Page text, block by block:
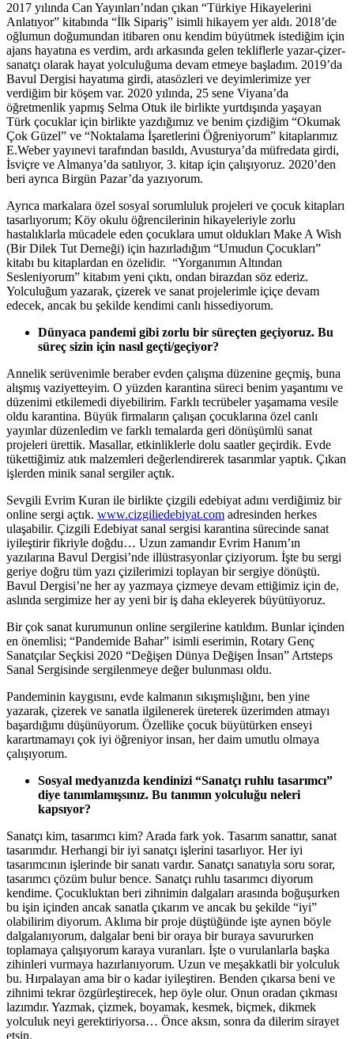
2017 yılında Can Yayınları’ndan çıkan “Türkiye Hikayelerini
Anlatıyor” kitabında “İlk Sipariş” isimli hikayem yer aldı. 2018’de
oğlumun doğumundan itibaren onu kendim büyütmek istediğim için
ajans hayatına es verdim, ardı arkasında gelen tekliflerle yazar-çizer-
sanatçı olarak hayat yolculuğuma devam etmeye başladım. 2019’da
Bavul Dergisi hayatıma girdi, atasözleri ve deyimlerimize yer
verdiğim bir köşem var. 2020 yılında, 25 sene Viyana’da
öğretmenlik yapmış Selma Otuk ile birlikte yurtdışında yaşayan
Türk çocuklar için birlikte yazdığımız ve benim çizdiğim “Okumak
Çok Güzel” ve “Noktalama İşaretlerini Öğreniyorum” kitaplarımız
E.Weber yayınevi tarafından basıldı, Avusturya’da müfredata girdi,
İsviçre ve Almanya’da satılıyor, 3. kitap için çalışıyoruz. 2020’den
beri ayrıca Birgün Pazar’da yazıyorum.
Ayrıca markalara özel sosyal sorumluluk projeleri ve çocuk kitapları
tasarlıyorum; Köy okulu öğrencilerinin hikayeleriyle zorlu
hastalıklarla mücadele eden çocuklara umut oldukları Make A Wish
(Bir Dilek Tut Derneği) için hazırladığım “Umudun Çocukları”
kitabı bu kitaplardan en özelidir. “Yorganımın Altından
Sesleniyorum” kitabım yeni çıktı, ondan birazdan söz ederiz.
Yolculuğum yazarak, çizerek ve sanat projelerimle içiçe devam
edecek, ancak bu şekilde kendimi canlı hissediyorum.
Dünyaca pandemi gibi zorlu bir süreçten geçiyoruz. Bu
süreç sizin için nasıl geçti/geçiyor?
Annelik serüvenimle beraber evden çalışma düzenine geçmiş, buna
alışmış vaziyetteyim. O yüzden karantina süreci benim yaşantımı ve
düzenimi etkilemedi diyebilirim. Farklı tecrübeler yaşamama vesile
oldu karantina. Büyük firmaların çalışan çocuklarına özel canlı
yayınlar düzenledim ve farklı temalarda geri dönüşümlü sanat
projeleri ürettik. Masallar, etkinliklerle dolu saatler geçirdik. Evde
tükettiğimiz atık malzemleri değerlendirerek tasarımlar yaptık. Çıkan
işlerden minik sanal sergiler açtık.
Sevgili Evrim Kuran ile birlikte çizgili edebiyat adını verdiğimiz bir
online sergi açtık. www.cizgiliedebiyat.com adresinden herkes
ulaşabilir. Çizgili Edebiyat sanal sergisi karantina sürecinde sanat
iyileştirir fikriyle doğdu… Uzun zamandır Evrim Hanım’ın
yazılarına Bavul Dergisi’nde illüstrasyonlar çiziyorum. İşte bu sergi
geriye doğru tüm yazı çizilerimizi toplayan bir sergiye dönüştü.
Bavul Dergisi’ne her ay yazmaya çizmeye devam ettiğimiz için de,
aslında sergimize her ay yeni bir iş daha ekleyerek büyütüyoruz.
Bir çok sanat kurumunun online sergilerine katıldım. Bunlar içinden
en önemlisi; “Pandemide Bahar” isimli eserimin, Rotary Genç
Sanatçılar Seçkisi 2020 “Değişen Dünya Değişen İnsan” Artsteps
Sanal Sergisinde sergilenmeye değer bulunması oldu.
Pandeminin kaygısını, evde kalmanın sıkışmışlığını, ben yine
yazarak, çizerek ve sanatla ilgilenerek üreterek üzerimden atmayı
başardığımı düşünüyorum. Özellike çocuk büyütürken enseyi
karartmamayı çok iyi öğreniyor insan, her daim umutlu olmaya
çalışıyorum.
Sosyal medyanızda kendinizi “Sanatçı ruhlu tasarımcı”
diye tanımlamışsınız. Bu tanımın yolculuğu neleri
kapsıyor?
Sanatçı kim, tasarımcı kim? Arada fark yok. Tasarım sanattır, sanat
tasarımdır. Herhangi bir iyi sanatçı işlerini tasarlıyor. Her iyi
tasarımcının işlerinde bir sanatı vardır. Sanatçı sanatıyla soru sorar,
tasarımcı çözüm bulur bence. Sanatçı ruhlu tasarımcı diyorum
kendime. Çocukluktan beri zihnimin dalgaları arasında boğuşurken
bu işin içinden ancak sanatla çıkarım ve ancak bu şekilde “iyi”
olabilirim diyorum. Aklıma bir proje düştüğünde işte aynen böyle
dalgalanıyorum, dalgalar beni bir oraya bir buraya savururken
toplamaya çalışıyorum karaya vuranları. İşte o vurulanlarla başka
zihinleri vurmaya hazırlanıyorum. Uzun ve meşakkatli bir yolculuk
bu. Hırpalayan ama bir o kadar iyileştiren. Benden çıkarsa beni ve
zihnimi tekrar özgürleştirecek, hep öyle olur. Onun oradan çıkması
lazımdır. Yazmak, çizmek, boyamak, kesmek, biçmek, dikmek
yolculuk neyi gerektiriyorsa… Önce aksın, sonra da dilerim sirayet
etsin.